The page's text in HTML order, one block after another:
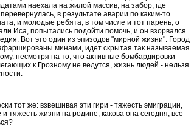
наехала на жилой массив, на забор, где
в результате аварии по каким-то
и молодые ребята, в том числе и тот парень, о
Иса, попытались подойти помочь, и он взорвался
Вот это один из эпизодов "мирной жизни". Город
минами, идет скрытая так называемая
несмотря на то, что активные бомбардировки
к Грозному не ведутся, жизнь людей - нельзя
тот же: взвешивая эти гири - тяжесть эмиграции,
тяжесть жизни на родине, какова она сегодня, все-